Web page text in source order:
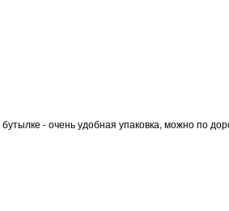
- очень удобная упаковка, можно по